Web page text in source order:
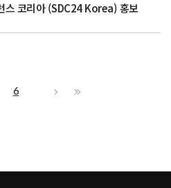
스 코리아 (SDC24 Korea) 홍보
6